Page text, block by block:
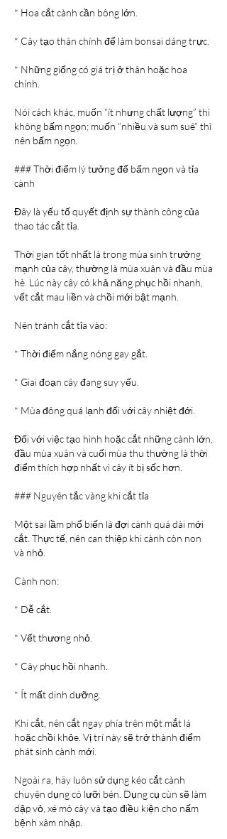
* Hoa cắt cành cần bông lớn.
* Cây tạo thân chính để làm bonsai dáng trực.
* Những giống có giá trị ở thân hoặc hoa
chính.
Nói cách khác, muốn “ít nhưng chất lượng” thì
không bấm ngọn; muốn “nhiều và sum suê” thì
nên bấm ngọn.
### Thời điểm lý tưởng để bấm ngọn và tỉa
cành
Đây là yếu tố quyết định sự thành công của
thao tác cắt tỉa.
Thời gian tốt nhất là trong mùa sinh trưởng
mạnh của cây, thường là mùa xuân và đầu mùa
hè. Lúc này cây có khả năng phục hồi nhanh,
vết cắt mau liền và chồi mới bật mạnh.
Nên tránh cắt tỉa vào:
* Thời điểm nắng nóng gay gắt.
* Giai đoạn cây đang suy yếu.
* Mùa đông quá lạnh đối với cây nhiệt đới.
Đối với việc tạo hình hoặc cắt những cành lớn,
đầu mùa xuân và cuối mùa thu thường là thời
điểm thích hợp nhất vì cây ít bị sốc hơn.
### Nguyên tắc vàng khi cắt tỉa
Một sai lầm phổ biến là đợi cành quá dài mới
cắt. Thực tế, nên can thiệp khi cành còn non
và nhỏ.
Cành non:
* Dễ cắt.
* Vết thương nhỏ.
* Cây phục hồi nhanh.
* Ít mất dinh dưỡng.
Khi cắt, nên cắt ngay phía trên một mắt lá
hoặc chồi khỏe. Vị trí này sẽ trở thành điểm
phát sinh cành mới.
Ngoài ra, hãy luôn sử dụng kéo cắt cành
chuyên dụng có lưỡi bén. Dụng cụ cùn sẽ làm
dập vỏ, xé mô cây và tạo điều kiện cho nấm
bệnh xâm nhập.